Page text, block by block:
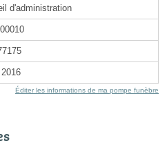
d'administration
Éditer les informations de ma pompe funèbre